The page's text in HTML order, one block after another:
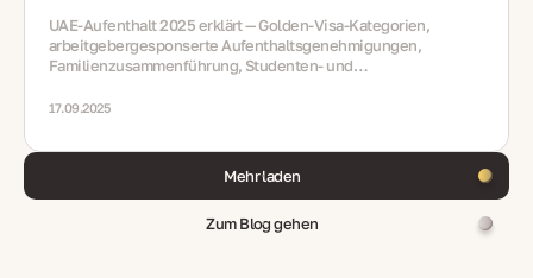
UAE-Aufenthalt 2025 erklärt — Golden-Visa-Kategorien,
arbeitgebergesponserte Aufenthaltsgenehmigungen,
Familienzusammenführung, Studenten- und
medizinische Untersuchungen, Verlängerungen, Fehler, FAQ
17.09.2025
Mehr laden
Zum Blog gehen